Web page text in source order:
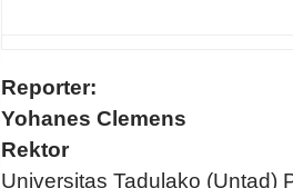
Reporter:
Yohanes Clemens
Rektor
Universitas Tadulako (Untad)